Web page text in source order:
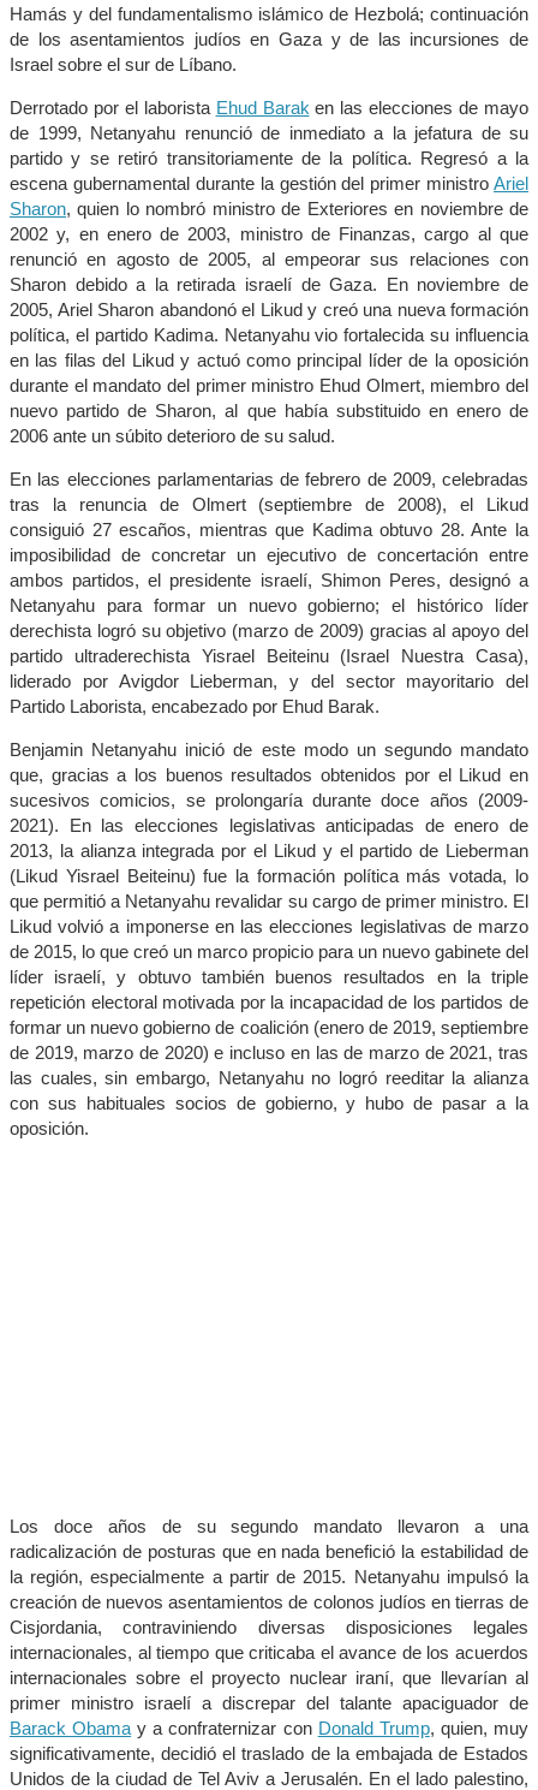
Hamás y del fundamentalismo islámico de Hezbolá; continuación
de los asentamientos judíos en Gaza y de las incursiones de
Israel sobre el sur de Líbano.
Derrotado por el laborista Ehud Barak en las elecciones de mayo
de 1999, Netanyahu renunció de inmediato a la jefatura de su
partido y se retiró transitoriamente de la política. Regresó a la
escena gubernamental durante la gestión del primer ministro Ariel
Sharon, quien lo nombró ministro de Exteriores en noviembre de
2002 y, en enero de 2003, ministro de Finanzas, cargo al que
renunció en agosto de 2005, al empeorar sus relaciones con
Sharon debido a la retirada israelí de Gaza. En noviembre de
2005, Ariel Sharon abandonó el Likud y creó una nueva formación
política, el partido Kadima. Netanyahu vio fortalecida su influencia
en las filas del Likud y actuó como principal líder de la oposición
durante el mandato del primer ministro Ehud Olmert, miembro del
nuevo partido de Sharon, al que había substituido en enero de
2006 ante un súbito deterioro de su salud.
En las elecciones parlamentarias de febrero de 2009, celebradas
tras la renuncia de Olmert (septiembre de 2008), el Likud
consiguió 27 escaños, mientras que Kadima obtuvo 28. Ante la
imposibilidad de concretar un ejecutivo de concertación entre
ambos partidos, el presidente israelí, Shimon Peres, designó a
Netanyahu para formar un nuevo gobierno; el histórico líder
derechista logró su objetivo (marzo de 2009) gracias al apoyo del
partido ultraderechista Yisrael Beiteinu (Israel Nuestra Casa),
liderado por Avigdor Lieberman, y del sector mayoritario del
Partido Laborista, encabezado por Ehud Barak.
Benjamin Netanyahu inició de este modo un segundo mandato
que, gracias a los buenos resultados obtenidos por el Likud en
sucesivos comicios, se prolongaría durante doce años (2009-
2021). En las elecciones legislativas anticipadas de enero de
2013, la alianza integrada por el Likud y el partido de Lieberman
(Likud Yisrael Beiteinu) fue la formación política más votada, lo
que permitió a Netanyahu revalidar su cargo de primer ministro. El
Likud volvió a imponerse en las elecciones legislativas de marzo
de 2015, lo que creó un marco propicio para un nuevo gabinete del
líder israelí, y obtuvo también buenos resultados en la triple
repetición electoral motivada por la incapacidad de los partidos de
formar un nuevo gobierno de coalición (enero de 2019, septiembre
de 2019, marzo de 2020) e incluso en las de marzo de 2021, tras
las cuales, sin embargo, Netanyahu no logró reeditar la alianza
con sus habituales socios de gobierno, y hubo de pasar a la
oposición.
Los doce años de su segundo mandato llevaron a una
radicalización de posturas que en nada benefició la estabilidad de
la región, especialmente a partir de 2015. Netanyahu impulsó la
creación de nuevos asentamientos de colonos judíos en tierras de
Cisjordania, contraviniendo diversas disposiciones legales
internacionales, al tiempo que criticaba el avance de los acuerdos
internacionales sobre el proyecto nuclear iraní, que llevarían al
primer ministro israelí a discrepar del talante apaciguador de
Barack Obama y a confraternizar con Donald Trump, quien, muy
significativamente, decidió el traslado de la embajada de Estados
Unidos de la ciudad de Tel Aviv a Jerusalén. En el lado palestino,